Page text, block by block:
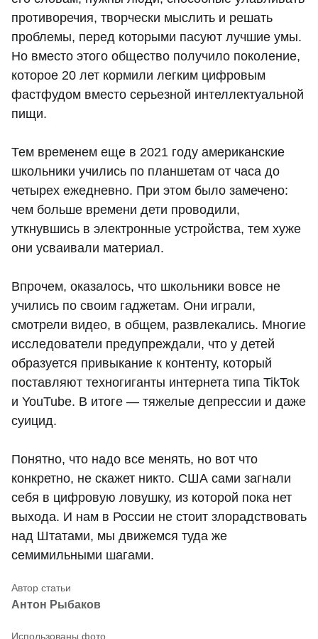
противоречия, творчески мыслить и решать
проблемы, перед которыми пасуют лучшие умы.
Но вместо этого общество получило поколение,
которое 20 лет кормили легким цифровым
фастфудом вместо серьезной интеллектуальной
пищи.
Тем временем еще в 2021 году американские
школьники учились по планшетам от часа до
четырех ежедневно. При этом было замечено:
чем больше времени дети проводили,
уткнувшись в электронные устройства, тем хуже
они усваивали материал.
Впрочем, оказалось, что школьники вовсе не
учились по своим гаджетам. Они играли,
смотрели видео, в общем, развлекались. Многие
исследователи предупреждали, что у детей
образуется привыкание к контенту, который
поставляют техногиганты интернета типа TikTok
и YouTube. В итоге — тяжелые депрессии и даже
суицид.
Понятно, что надо все менять, но вот что
конкретно, не скажет никто. США сами загнали
себя в цифровую ловушку, из которой пока нет
выхода. И нам в России не стоит злорадствовать
над Штатами, мы движемся туда же
семимильными шагами.
Антон Рыбаков